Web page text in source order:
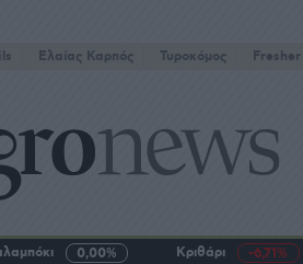
Eλαίας Καρπός Τυροκόμος Fresher
0,00% Κριθάρι -6,71%